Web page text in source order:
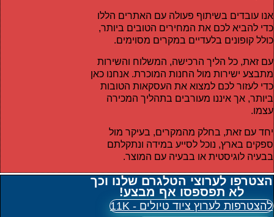
אנו עובדים בשיתוף פעולה עם האתרים הללו
כדי להביא לכם את המחירים הטובים ביותר,
כולל קופונים בלעדיים במקרים מסוימים.
עם זאת, כל הליך הרכישה, המשלוח והשירות
מתבצע ישירות מול החנות המוכרת. אנחנו כאן
כדי לעזור לכם למצוא את העסקאות הטובות
ביותר, אך איננו מעורבים בתהליך המכירה
עצמו.
יחד עם זאת, בחלק מהמקרים, בעיקר מול
ספקים בארץ, נוכל לסייע במידה ונתקלתם
בבעיה לוגיסטית או בבעיה עם המוצר.
הצטרפו לערוצי הטלגרם שלנו וכך
לא תפספסו אף מבצע!
להצטרפות לערוץ ציוד טיולים - 11K